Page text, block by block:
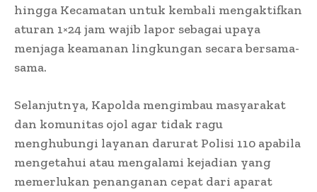
hingga Kecamatan untuk kembali mengaktifkan
aturan 1×24 jam wajib lapor sebagai upaya
menjaga keamanan lingkungan secara bersama-
sama.
Selanjutnya, Kapolda mengimbau masyarakat
dan komunitas ojol agar tidak ragu
menghubungi layanan darurat Polisi 110 apabila
mengetahui atau mengalami kejadian yang
memerlukan penanganan cepat dari aparat